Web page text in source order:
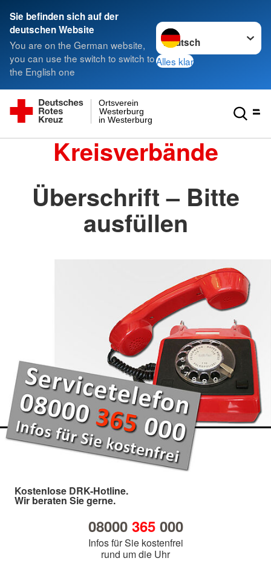
Sie befinden sich auf der
deutschen Website
You are on the German website,
you can use the switch to switch to
the English one
Sprache wechseln zu
Alles klar
in Westerburg
Westerburg
Ortsverein
Kreisverbände
Überschrift – Bitte
ausfüllen
Kostenlose DRK-Hotline.
Wir beraten Sie gerne.
08000 365000
Infos für Sie kostenfrei
rund um die Uhr